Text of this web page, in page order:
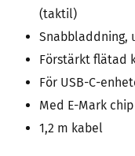
(taktil)
Snabbladdning,
Förstärkt flätad
För USB-C-
Med E-Mark chip
1,2 m kabel